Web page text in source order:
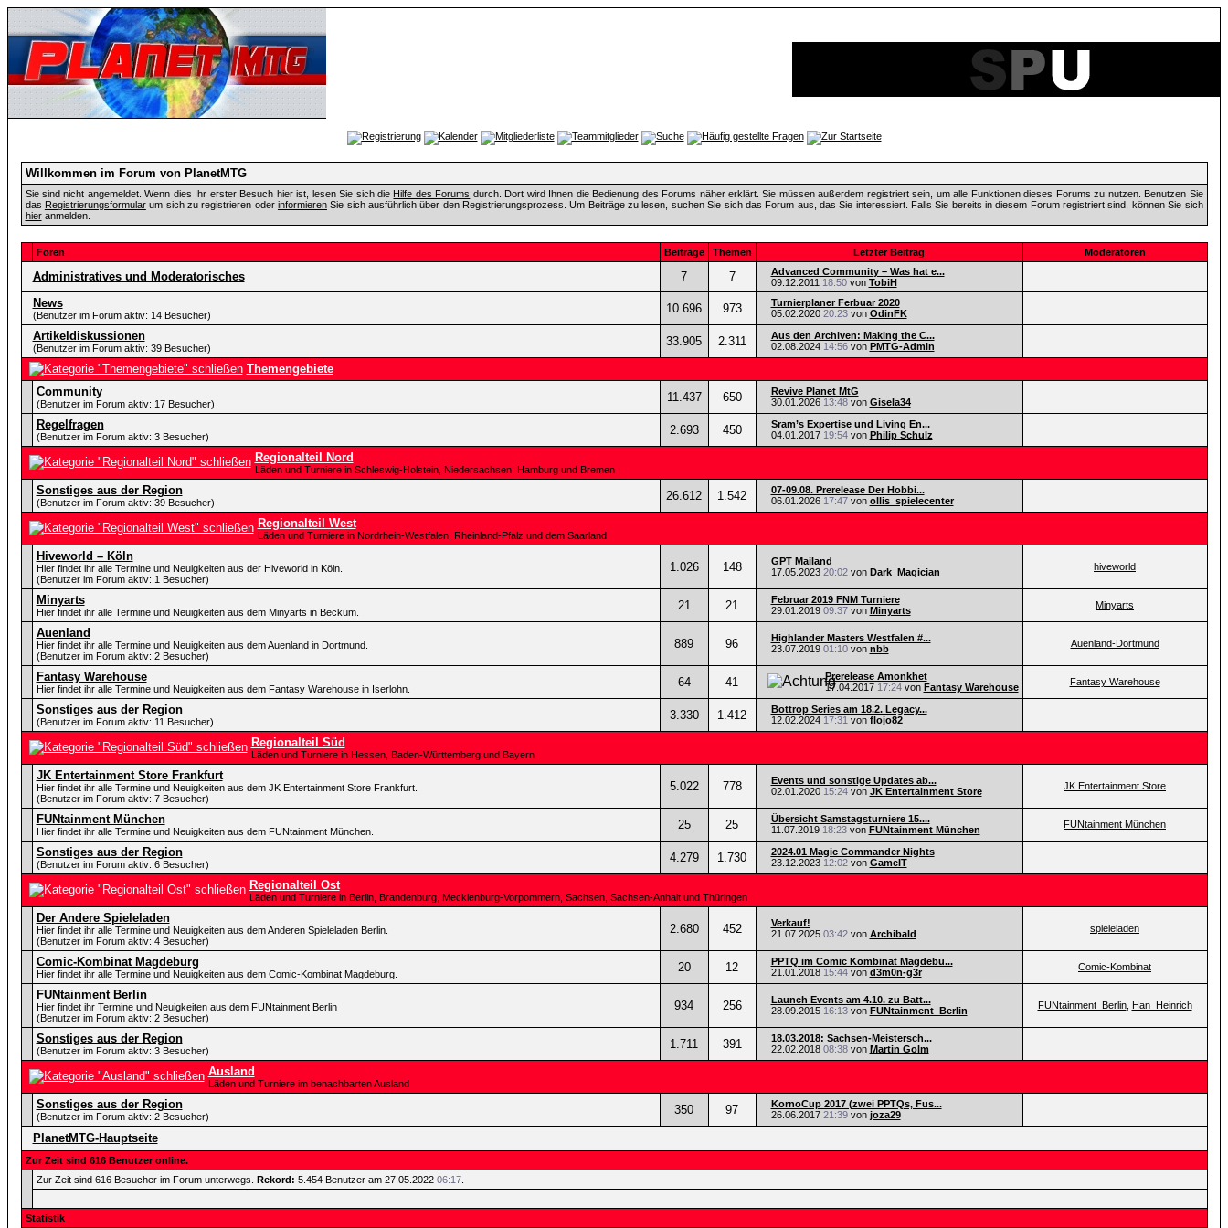
Willkommen im Forum von PlanetMTG
Sie sind nicht angemeldet. Wenn dies Ihr erster Besuch hier ist, lesen Sie sich die Hilfe des Forums durch. Dort wird Ihnen die Bedienung des Forums näher erklärt. Sie müssen außerdem registriert sein, um alle Funktionen dieses Forums zu nutzen. Benutzen Sie
das Registrierungsformularum sich zu registrieren oder informierenSie sich ausführlich über den Registrierungsprozess. Um Beiträge zu lesen, suchen Sie sich das Forum aus, das Sie interessiert. Falls Sie bereits in diesem Forum registriert sind, können Sie sich
hieranmelden.
Foren Beiträge Themen Letzter Beitrag Moderatoren
Administratives und Moderatorisches 7 7
Advanced Community – Was hat e...
09.12.2011 18:50von TobiH
News
(Benutzer im Forum aktiv: 14 Besucher) 10.696 973
Turnierplaner Ferbuar 2020
05.02.2020 20:23von OdinFK
Artikeldiskussionen
(Benutzer im Forum aktiv: 39 Besucher) 33.905 2.311
Aus den Archiven: Making the C...
02.08.2024 14:56von PMTG-Admin
Themengebiete
Community
(Benutzer im Forum aktiv: 17 Besucher) 11.437 650
Revive Planet MtG
30.01.2026 13:48von Gisela34
Regelfragen
(Benutzer im Forum aktiv: 3 Besucher) 2.693 450
Sram’s Expertise und Living En...
04.01.2017 19:54von Philip Schulz
Regionalteil Nord
Läden und Turniere in Schleswig-Holstein, Niedersachsen, Hamburg und Bremen
Sonstiges aus der Region
(Benutzer im Forum aktiv: 39 Besucher) 26.612 1.542
07-09.08. Prerelease Der Hobbi...
06.01.2026 17:47von ollis_spielecenter
Regionalteil West
Läden und Turniere in Nordrhein-Westfalen, Rheinland-Pfalz und dem Saarland
Hiveworld – Köln
Hier findet ihr alle Termine und Neuigkeiten aus der Hiveworld in Köln.
(Benutzer im Forum aktiv: 1 Besucher)
1.026 148
GPT Mailand
17.05.2023 20:02von Dark_Magician hiveworld
Minyarts
Hier findet ihr alle Termine und Neuigkeiten aus dem Minyarts in Beckum. 21 21
Februar 2019 FNM Turniere
29.01.2019 09:37von Minyarts Minyarts
Auenland
Hier findet ihr alle Termine und Neuigkeiten aus dem Auenland in Dortmund.
(Benutzer im Forum aktiv: 2 Besucher)
889 96
Highlander Masters Westfalen #...
23.07.2019 01:10von nbb Auenland-Dortmund
Fantasy Warehouse
Hier findet ihr alle Termine und Neuigkeiten aus dem Fantasy Warehouse in Iserlohn. 64 41
Prerelease Amonkhet
17.04.2017 17:24von Fantasy Warehouse Fantasy Warehouse
Sonstiges aus der Region
(Benutzer im Forum aktiv: 11 Besucher) 3.330 1.412
Bottrop Series am 18.2. Legacy...
12.02.2024 17:31 von flojo82
Regionalteil Süd
Läden und Turniere in Hessen, Baden-Württemberg und Bayern
JK Entertainment Store Frankfurt
Hier findet ihr alle Termine und Neuigkeiten aus dem JK Entertainment Store Frankfurt.
(Benutzer im Forum aktiv: 7 Besucher)
5.022 778
Events und sonstige Updates ab...
02.01.2020 15:24von JK Entertainment Store JK Entertainment Store
FUNtainment München
Hier findet ihr alle Termine und Neuigkeiten aus dem FUNtainment München. 25 25
Übersicht Samstagsturniere 15....
11.07.2019 18:23von FUNtainment München FUNtainment München
Sonstiges aus der Region
(Benutzer im Forum aktiv: 6 Besucher) 4.279 1.730
2024.01 Magic Commander Nights
23.12.2023 12:02von GameIT
Regionalteil Ost
Läden und Turniere in Berlin, Brandenburg, Mecklenburg-Vorpommern, Sachsen, Sachsen-Anhalt und Thüringen
Der Andere Spieleladen
Hier findet ihr alle Termine und Neuigkeiten aus dem Anderen Spieleladen Berlin.
(Benutzer im Forum aktiv: 4 Besucher)
2.680 452
Verkauf!
21.07.2025 03:42von Archibald spieleladen
Comic-Kombinat Magdeburg
Hier findet ihr alle Termine und Neuigkeiten aus dem Comic-Kombinat Magdeburg. 20 12
PPTQ im Comic Kombinat Magdebu...
21.01.2018 15:44von d3m0n-g3r Comic-Kombinat
FUNtainment Berlin
Hier findet ihr Termine und Neuigkeiten aus dem FUNtainment Berlin
(Benutzer im Forum aktiv: 2 Besucher)
934 256
Launch Events am 4.10. zu Batt...
28.09.2015 16:13von FUNtainment_Berlin FUNtainment_Berlin, Han_Heinrich
Sonstiges aus der Region
(Benutzer im Forum aktiv: 3 Besucher) 1.711 391
18.03.2018: Sachsen-Meistersch...
22.02.2018 08:38von Martin Golm
Ausland
Läden und Turniere im benachbarten Ausland
Sonstiges aus der Region
(Benutzer im Forum aktiv: 2 Besucher) 350 97
KornoCup 2017 (zwei PPTQs, Fus...
26.06.2017 21:39von joza29
PlanetMTG-Hauptseite
Zur Zeit sind 616 Benutzer online.
Zur Zeit sind 616 Besucher im Forum unterwegs. Rekord: 5.454 Benutzer am 27.05.2022 06:17.
Statistik